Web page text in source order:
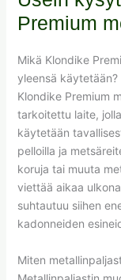
Premium
Mikä Klondike
yleensä käytetään?
Klondike Premium
tarkoitettu laite,
käytetään
pelloilla ja
koruja tai muuta
viettää aikaa
suhtautuu siihen
kadonneiden
Miten